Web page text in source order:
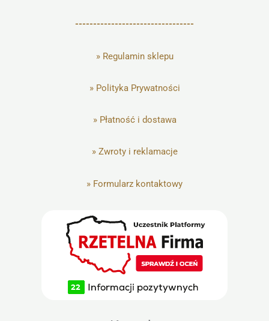
---------------------------------
» Regulamin sklepu
» Polityka Prywatności
» Płatność i dostawa
» Zwroty i reklamacje
» Formularz kontaktowy